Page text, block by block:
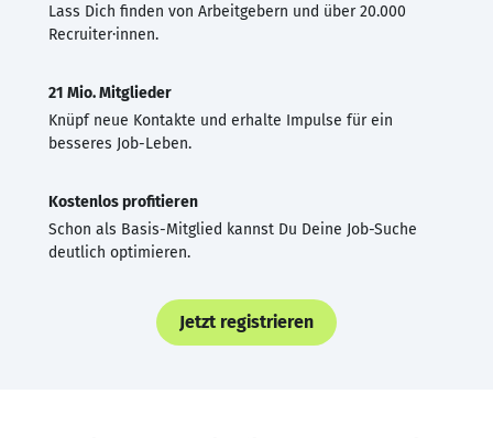
Lass Dich finden von Arbeitgebern und über 20.000
Recruiter·innen.
21 Mio. Mitglieder
Knüpf neue Kontakte und erhalte Impulse für ein
besseres Job-Leben.
Kostenlos profitieren
Schon als Basis-Mitglied kannst Du Deine Job-Suche
deutlich optimieren.
Jetzt registrieren